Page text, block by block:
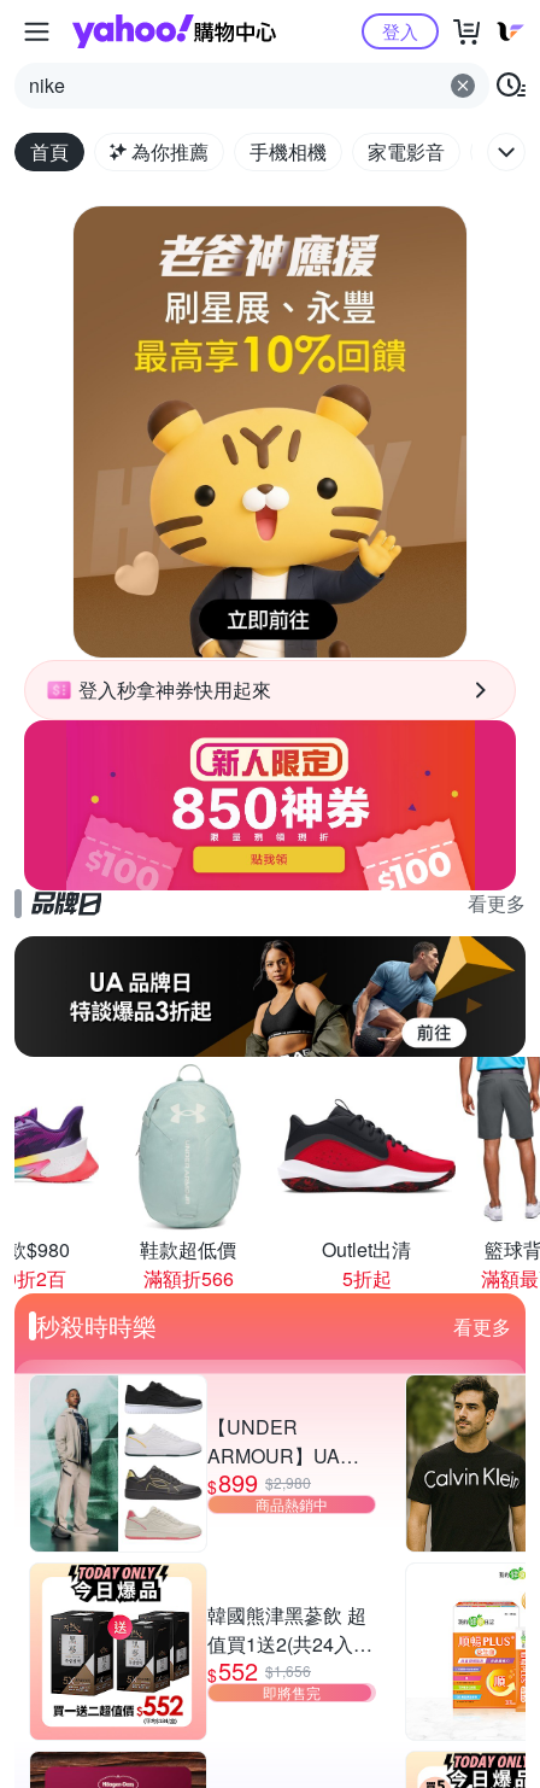
Yahoo購物中心
nike
登入
首頁 為你推薦 手機相機 家電影音 電腦
登入秒拿神券快用起來
看更多
款$980
折2百
鞋款超低價
滿額折566
Outlet出清
5折起
籃球
滿額
秒殺時時樂 看更多
【UNDER
ARMOUR】UA
Tempo 運動休閒鞋
多款任選
$899 $2,980
商品熱銷中
韓國熊津黑蔘飲 超
值買1送2(共24入
組)
$552 $1,656
即將售完